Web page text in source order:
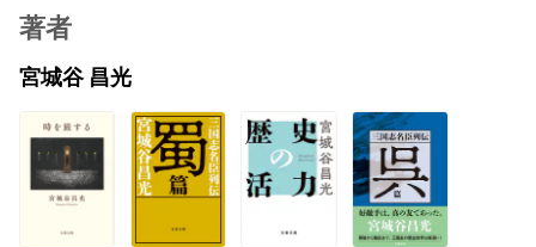
著者
宮城谷 昌光